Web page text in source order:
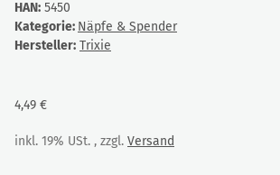
HAN: 5450
Kategorie: Näpfe & Spender
Hersteller: Trixie
4,49 €
inkl. 19% USt. , zzgl. Versand